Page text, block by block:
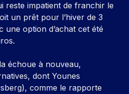
reste impatient de franchir le
un prêt pour l’hiver de 3
une option d’achat cet été
échoue à nouveau,
dont Younes
comme le rapporte